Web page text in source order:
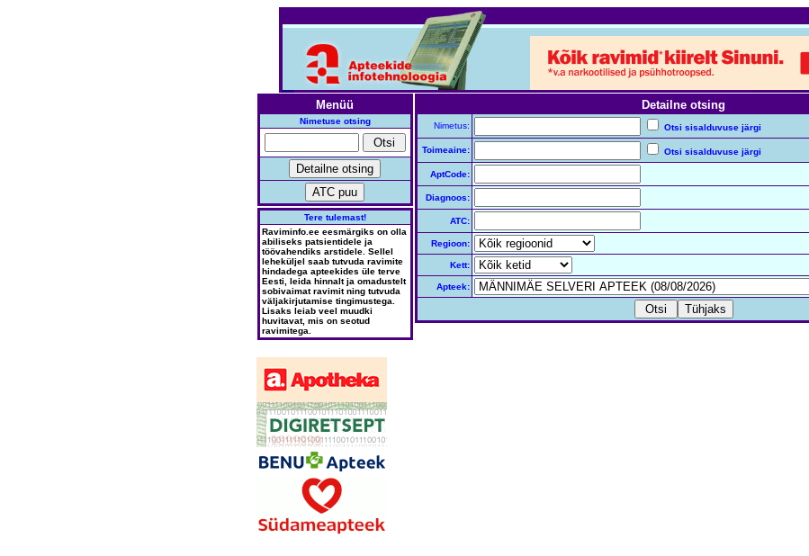
Menüü
Nimetuse otsing
Tere tulemast!
Raviminfo.ee eesmärgiks on olla
abiliseks patsientidele ja
töövahendiks arstidele. Sellel
leheküljel saab tutvuda ravimite
hindadega apteekides üle terve
Eesti, leida hinnalt ja omadustelt
sobivaimat ravimit ning tutvuda
väljakirjutamise tingimustega.
Lisaks leiab veel muudki
huvitavat, mis on seotud
ravimitega.
Detailne otsing
Nimetus: Otsi sisalduvuse järgi
Toimeaine: Otsi sisalduvuse järgi
AptCode:
Diagnoos:
ATC:
Regioon:
Kett:
Apteek: